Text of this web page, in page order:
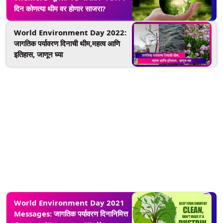
दिन कोणत्या थीम वर होणार साजरा?
World Environment Day 2022:
जागतिक पर्यावरण दिनाची थीम,महत्व आणि
इतिहास, जाणून घ्या
World Environment Day 2021
Messages: जागतिक पर्यावरण दिनानिमित्त